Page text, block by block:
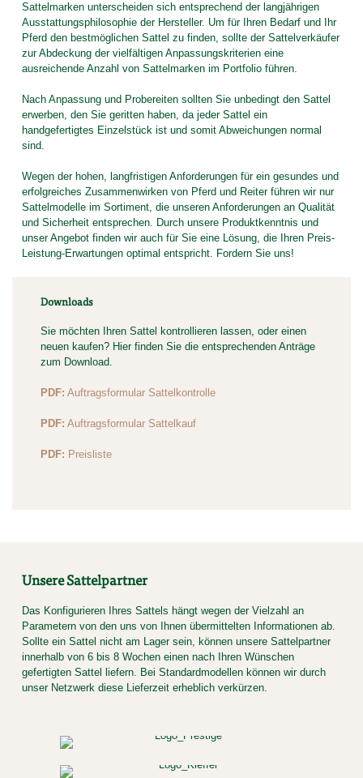
Sattelmarken unterscheiden sich entsprechend der langjährigen
Ausstattungsphilosophie der Hersteller. Um für Ihren Bedarf und Ihr
Pferd den bestmöglichen Sattel zu finden, sollte der Sattelverkäufer
zur Abdeckung der vielfältigen Anpassungskriterien eine
ausreichende Anzahl von Sattelmarken im Portfolio führen.
Nach Anpassung und Probereiten sollten Sie unbedingt den Sattel
erwerben, den Sie geritten haben, da jeder Sattel ein
handgefertigtes Einzelstück ist und somit Abweichungen normal
sind.
Wegen der hohen, langfristigen Anforderungen für ein gesundes und
erfolgreiches Zusammenwirken von Pferd und Reiter führen wir nur
Sattelmodelle im Sortiment, die unseren Anforderungen an Qualität
und Sicherheit entsprechen. Durch unsere Produktkenntnis und
unser Angebot finden wir auch für Sie eine Lösung, die Ihren Preis-
Leistung-Erwartungen optimal entspricht. Fordern Sie uns!
Downloads
Sie möchten Ihren Sattel kontrollieren lassen, oder einen
neuen kaufen? Hier finden Sie die entsprechenden Anträge
zum Download.
PDF: Auftragsformular Sattelkontrolle
PDF: Auftragsformular Sattelkauf
PDF: Preisliste
Unsere Sattelpartner
Das Konfigurieren Ihres Sattels hängt wegen der Vielzahl an
Parametern von den uns von Ihnen übermittelten Informationen ab.
Sollte ein Sattel nicht am Lager sein, können unsere Sattelpartner
innerhalb von 6 bis 8 Wochen einen nach Ihren Wünschen
gefertigten Sattel liefern. Bei Standardmodellen können wir durch
unser Netzwerk diese Lieferzeit erheblich verkürzen.